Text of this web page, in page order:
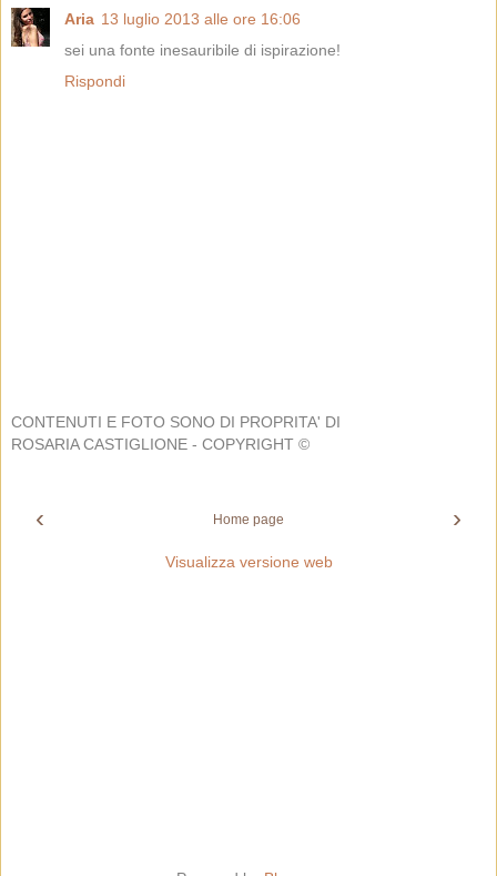
Aria 13 luglio 2013 alle ore 16:06
sei una fonte inesauribile di ispirazione!
Rispondi
CONTENUTI E FOTO SONO DI PROPRITA' DI
ROSARIA CASTIGLIONE - COPYRIGHT ©
‹ ›
Home page
Visualizza versione web